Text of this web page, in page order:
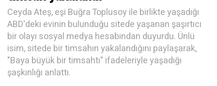
Ceyda Ateş, eşi Buğra Toplusoy ile birlikte yaşadığı
ABD'deki evinin bulunduğu sitede yaşanan şaşırtıcı
bir olayı sosyal medya hesabından duyurdu. Ünlü
isim, sitede bir timsahın yakalandığını paylaşarak,
"Baya büyük bir timsahtı" ifadeleriyle yaşadığı
şaşkınlığı anlattı.